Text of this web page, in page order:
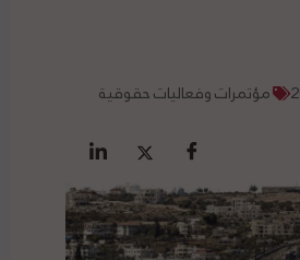
مؤتمرات وفعاليات حقوقية